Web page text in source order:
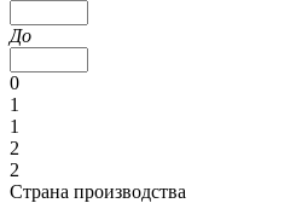
До
0
1
1
2
2
Страна производства